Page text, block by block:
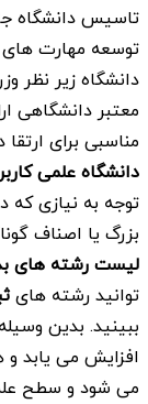
توسعه مهارت
دانشگاه زیر نظر
معتبر دانشگاهی
مناسبی برای
دانشگاه علمی
توجه به نیازی
بزرگ یا اصناف
لیست رشته های
توانید رشته های
ببینید. بدین
افزایش می یابد
می شود و سطح